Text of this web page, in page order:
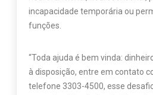
incapacidade temporária ou
funções.
“Toda ajuda é bem vinda:
à disposição, entre em contato
telefone 3303-4500, esse